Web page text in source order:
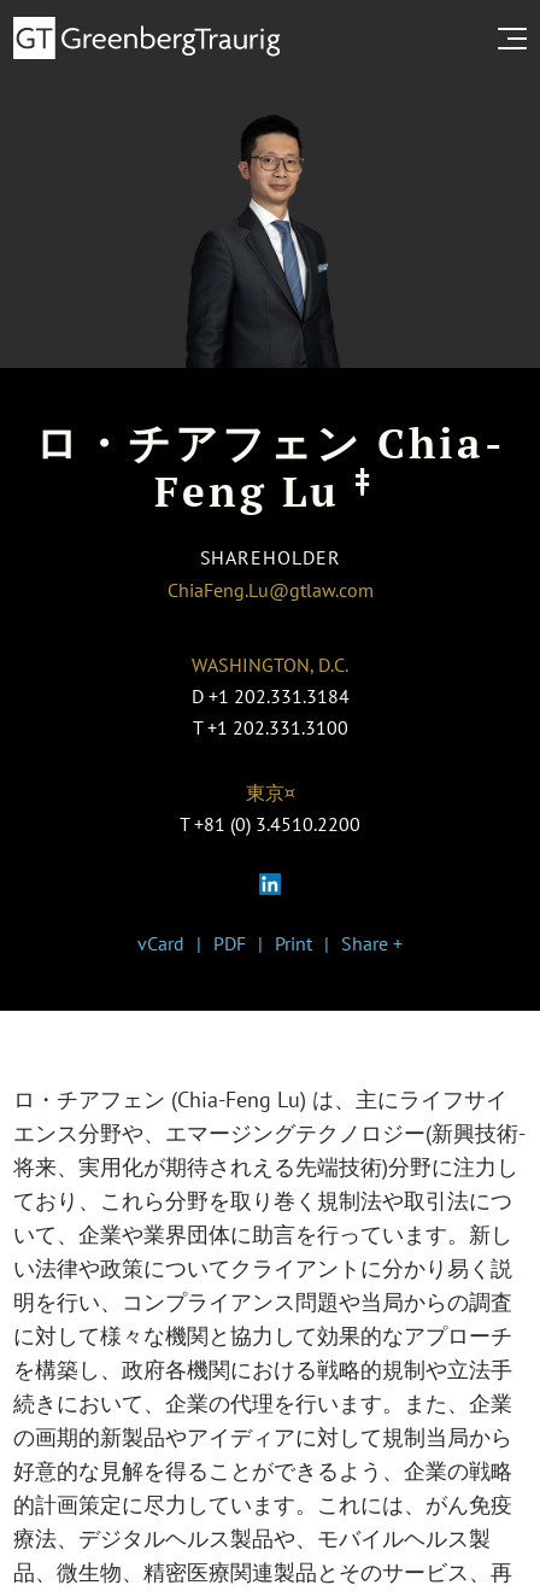
ロ・チアフェン Chia-
Feng Lu ‡
SHAREHOLDER
ChiaFeng.Lu@gtlaw.com
WASHINGTON, D.C.
D +1 202.331.3184
T +1 202.331.3100
東京¤
T +81 (0) 3.4510.2200
vCard PDF Print Share +
ロ・チアフェン (Chia-Feng Lu) は、主にライフサイ
エンス分野や、エマージングテクノロジー(新興技術-
将来、実用化が期待されえる先端技術)分野に注力し
ており、これら分野を取り巻く規制法や取引法につ
いて、企業や業界団体に助言を行っています。新し
い法律や政策についてクライアントに分かり易く説
明を行い、コンプライアンス問題や当局からの調査
に対して様々な機関と協力して効果的なアプローチ
を構築し、政府各機関における戦略的規制や立法手
続きにおいて、企業の代理を行います。また、企業
の画期的新製品やアイディアに対して規制当局から
好意的な見解を得ることができるよう、企業の戦略
的計画策定に尽力しています。これには、がん免疫
療法、デジタルヘルス製品や、モバイルヘルス製
品、微生物、精密医療関連製品とそのサービス、再